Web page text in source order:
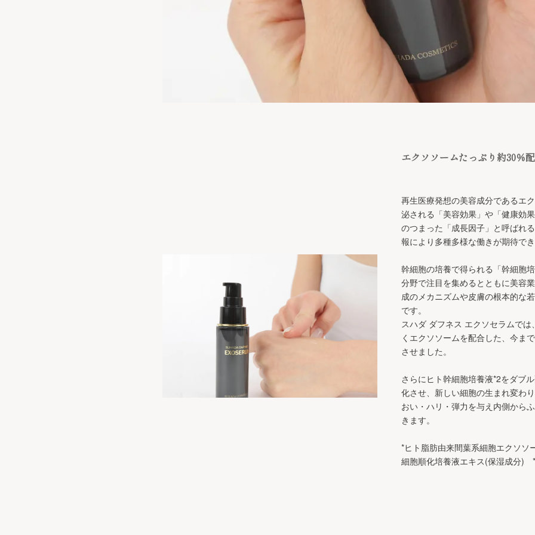
エクソソームたっぷり約30％
再生医療発想の美容成分であるエ
泌される「美容効果」や「健康効
のつまった「成長因子」と呼ばれ
報により多種多様な働きが期待で
幹細胞の培養で得られる「幹細胞
分野で注目を集めるとともに美容
成のメカニズムや皮膚の根本的な
です。
スハダ ダフネス エクソセラムで
くエクソソームを配合した、今ま
させました。
さらにヒト幹細胞培養液*2をダブ
化させ、新しい細胞の生まれ変わ
おい・ハリ・弾力を与え内側から
きます。
*ヒト脂肪由来間葉系細胞エクソ
細胞順化培養液エキス(保湿成分)